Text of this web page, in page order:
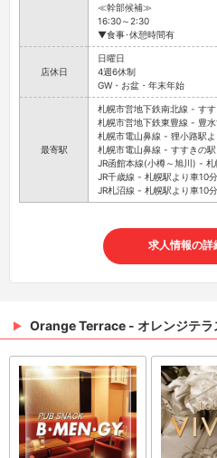
≪幹部候補≫
16:30～2:30
▼食事･休憩時間有
店休日
日曜日
4週6休制
GW・お盆・年末年始
最寄駅
札幌市営地下鉄南北線 - す
札幌市営地下鉄東豊線 - 豊
札幌市電山鼻線 - 狸小路駅
札幌市電山鼻線 - すすきの
JR函館本線(小樽～旭川) -
JR千歳線 - 札幌駅より車10分
JR札沼線 - 札幌駅より車10分
求人情報の詳
Orange Terrace - オレンジテラ